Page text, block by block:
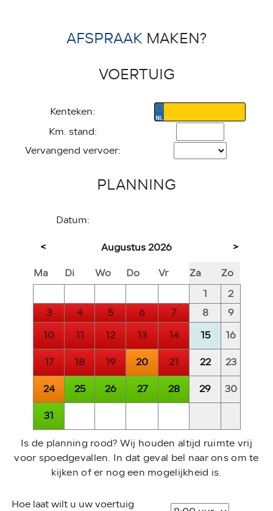
AFSPRAAK MAKEN?
VOERTUIG
Kenteken:
Km. stand:
Vervangend vervoer:
PLANNING
Datum:
<
>
Augustus2026
Ma
Di Wo Do Vr Za
Zo
1
2
3
4 5 6 7 8
9
10
11 12 13 14 15
16
17
18 19 20 21 22
23
24
25 26 27 28 29
30
31
Is de planning rood? Wij houden altijd ruimte vrij
voor spoedgevallen. In dat geval bel naar ons om te
kijken of er nog een mogelijkheid is.
Hoe laat wilt u uw voertuig